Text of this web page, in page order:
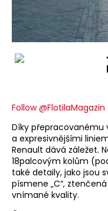
Follow @FlotilaMagazin
Díky přepracovanému
a expresivnějšími
Renault dává záležet.
18palcovým kolům
také detaily, jako jsou
písmene „C“,
vnímané kvality.